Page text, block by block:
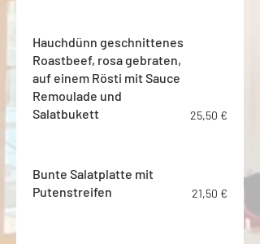
Hauchdünn geschnittenes
Roastbeef, rosa gebraten,
auf einem Rösti mit Sauce
Remoulade und
Salatbukett
25,50 €
Bunte Salatplatte mit
Putenstreifen
21,50 €